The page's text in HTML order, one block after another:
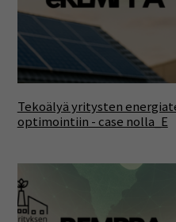
Tekoälyä yritysten
optimointiin - case nolla_E